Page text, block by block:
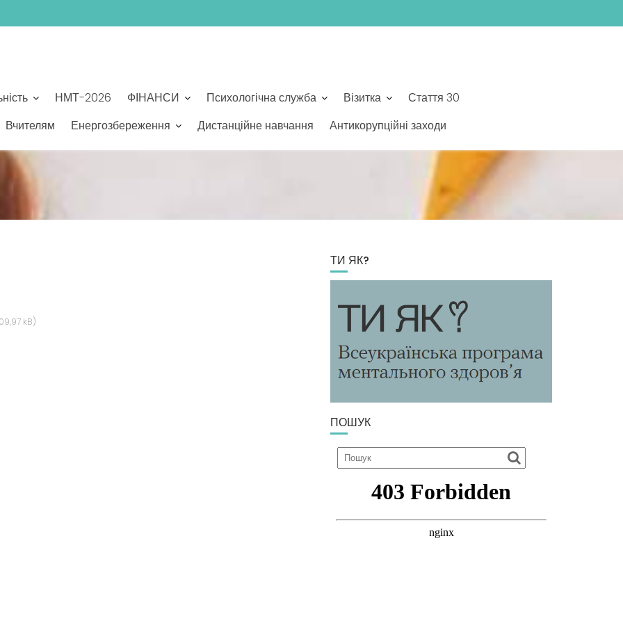
НМТ-2026 ФІНАНСИ Психологічна служба Візитка
Стаття 30
Вчителям Енергозбереження Дистанційне навчання Антикорупційні заходи
ТИ ЯК?
ПОШУК